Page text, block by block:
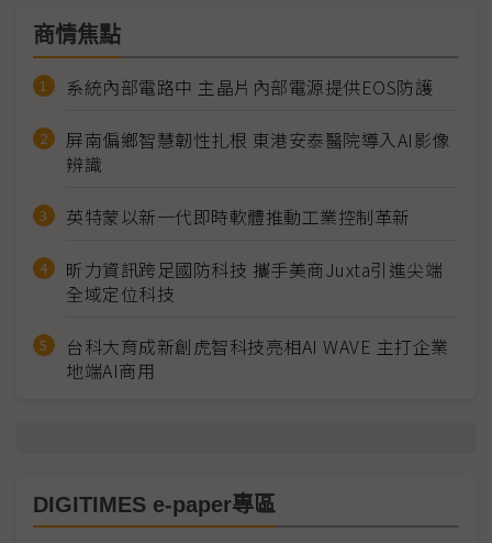
商情焦點
系統內部電路中 主晶片內部電源提供EOS防護
屏南偏鄉智慧韌性扎根 東港安泰醫院導入AI影像
辨識
英特蒙以新一代即時軟體推動工業控制革新
昕力資訊跨足國防科技 攜手美商Juxta引進尖端
全域定位科技
台科大育成新創虎智科技亮相AI WAVE 主打企業
地端AI商用
DIGITIMES e-paper專區